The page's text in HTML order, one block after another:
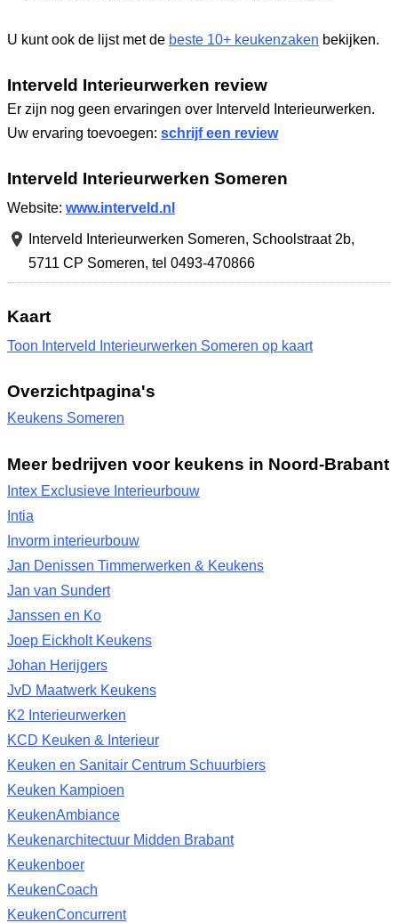
U kunt ook de lijst met de beste 10+ keukenzaken bekijken.
Interveld Interieurwerken review
Er zijn nog geen ervaringen over Interveld Interieurwerken.
Uw ervaring toevoegen: schrijf een review
Interveld Interieurwerken Someren
Website: www.interveld.nl
Interveld Interieurwerken Someren, Schoolstraat 2b,
5711 CP Someren, tel 0493-470866
Kaart
Toon Interveld Interieurwerken Someren op kaart
Overzichtpagina's
Keukens Someren
Meer bedrijven voor keukens in Noord-Brabant
Intex Exclusieve Interieurbouw
Intia
Invorm interieurbouw
Jan Denissen Timmerwerken & Keukens
Jan van Sundert
Janssen en Ko
Joep Eickholt Keukens
Johan Herijgers
JvD Maatwerk Keukens
K2 Interieurwerken
KCD Keuken & Interieur
Keuken en Sanitair Centrum Schuurbiers
Keuken Kampioen
KeukenAmbiance
Keukenarchitectuur Midden Brabant
Keukenboer
KeukenCoach
KeukenConcurrent